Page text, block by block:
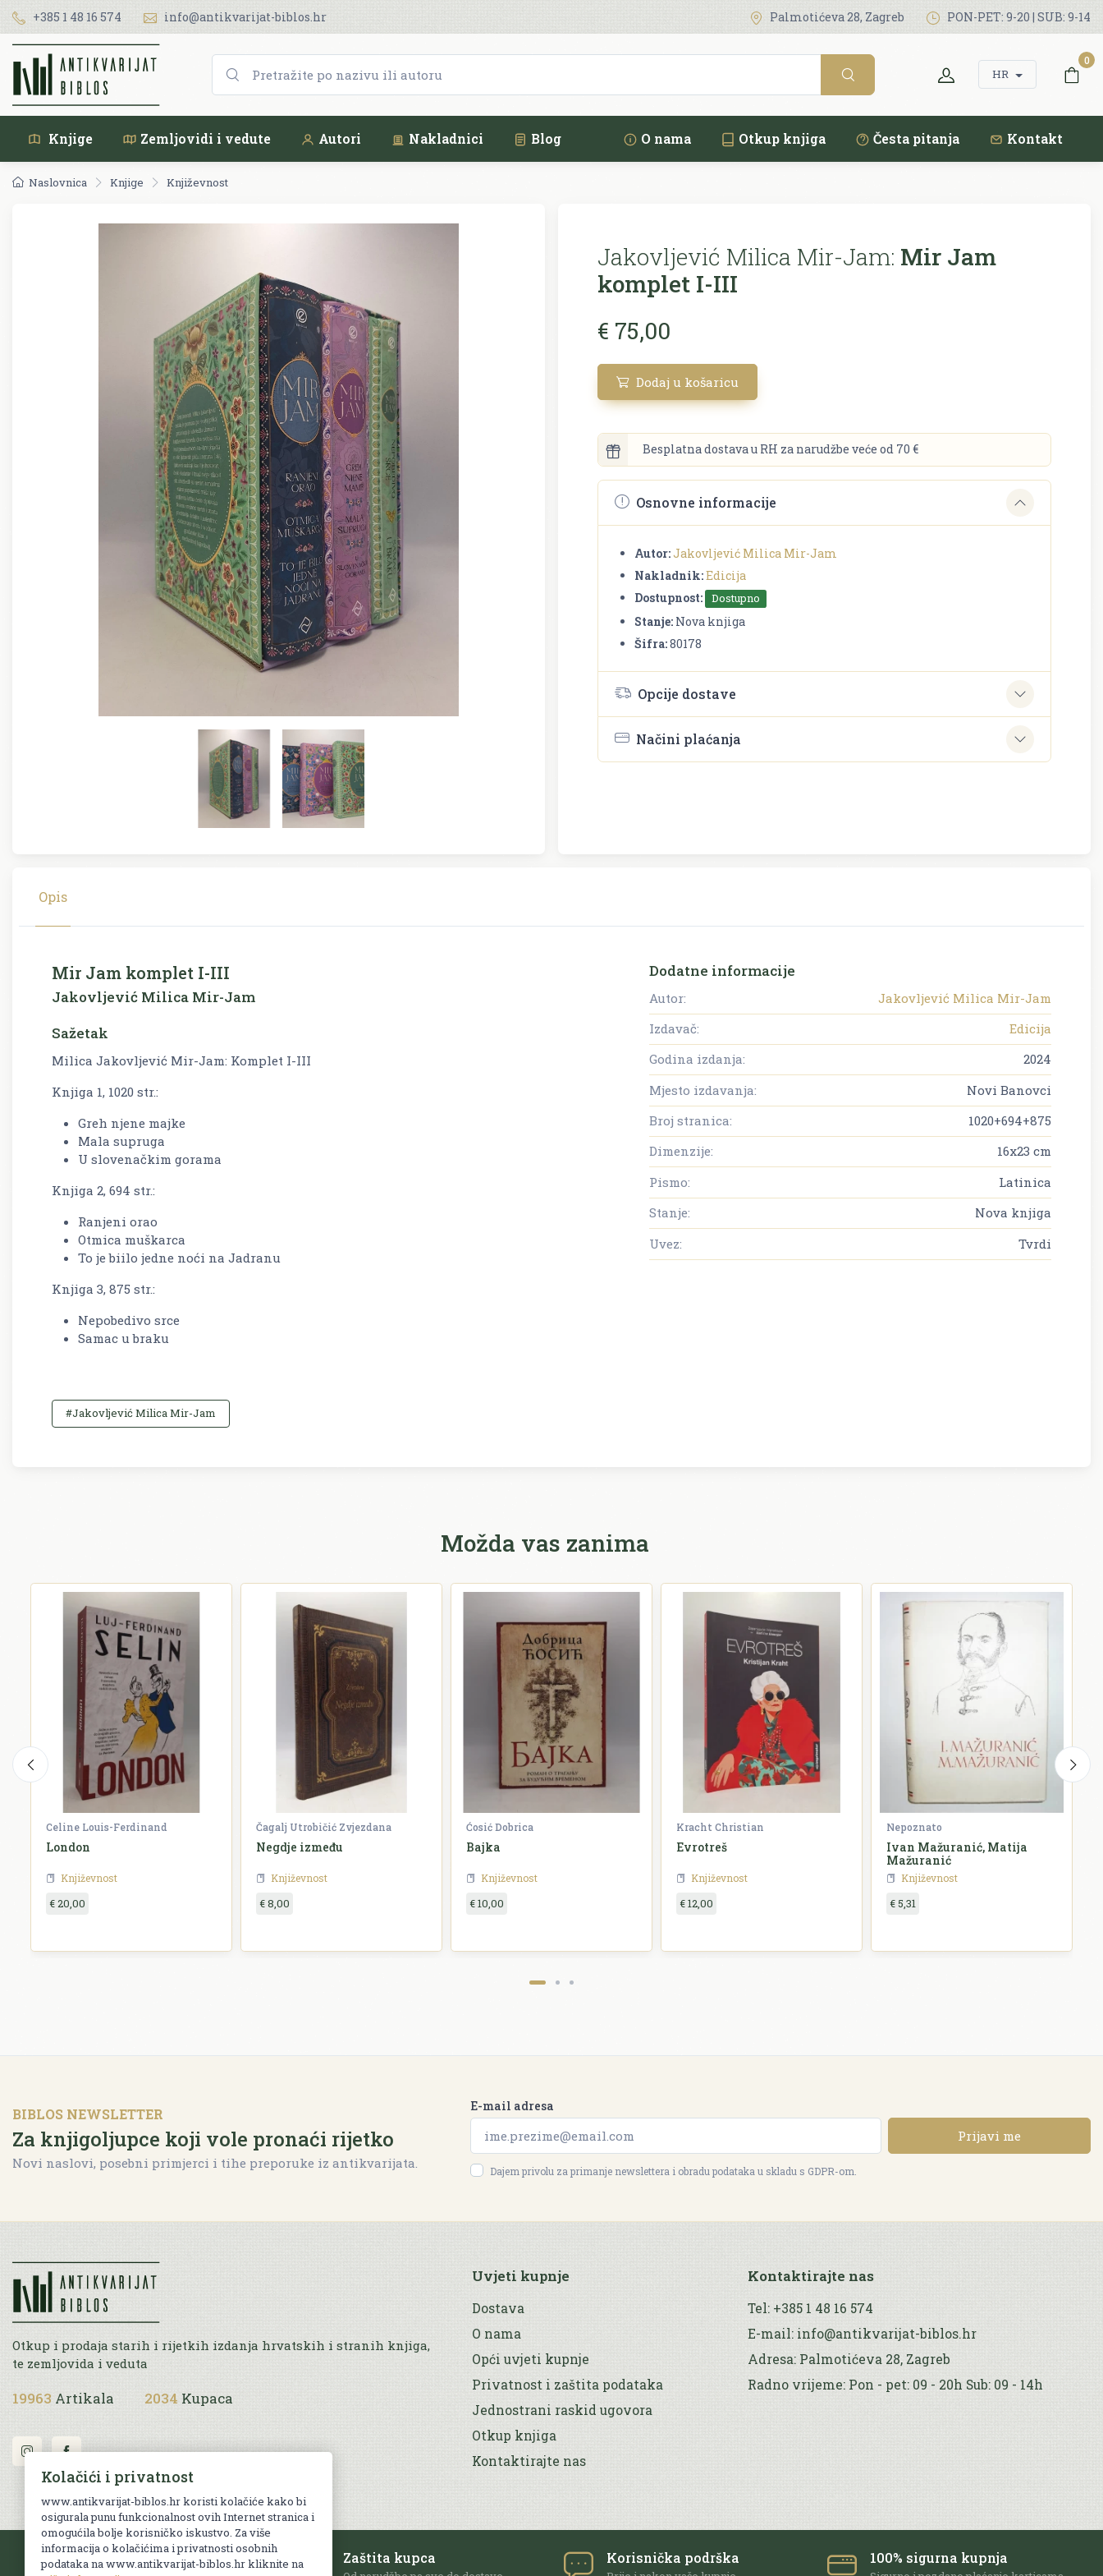
+385 1 48 16 574 info@antikvarijat-biblos.hr Palmotićeva 28, Zagreb PON-PET: 9-20 | SUB: 9-14
HR
0
Knjige Zemljovidi i vedute Autori Nakladnici Blog O nama Otkup knjiga Česta pitanja Kontakt
Naslovnica Knjige Književnost
Jakovljević Milica Mir-Jam: Mir Jam
komplet I-III
€ 75,00
Dodaj u košaricu
Besplatna dostava u RH za narudžbe veće od 70 €
Osnovne informacije
Autor:Jakovljević Milica Mir-Jam
Nakladnik:Edicija
Dostupnost:
Dostupno
Stanje: Nova knjiga
Šifra:80178
Opcije dostave
Načini plaćanja
Opis
Mir Jam komplet I-III
Jakovljević Milica Mir-Jam
Sažetak
Milica Jakovljević Mir-Jam: Komplet I-III
Knjiga 1, 1020 str.:
Greh njene majke
Mala supruga
U slovenačkim gorama
Knjiga 2, 694 str.:
Ranjeni orao
Otmica muškarca
To je biilo jedne noći na Jadranu
Knjiga 3, 875 str.:
Nepobedivo srce
Samac u braku
#Jakovljević Milica Mir-Jam
Dodatne informacije
Autor:
Jakovljević Milica Mir-Jam
Izdavač:
Edicija
Godina izdanja:
2024
Mjesto izdavanja:
Novi Banovci
Broj stranica:
1020+694+875
Dimenzije:
16x23 cm
Pismo:
Latinica
Stanje:
Nova knjiga
Uvez:
Tvrdi
Možda vas zanima
Celine Louis-Ferdinand
London
Književnost
€ 20,00
Čagalj Utrobičić Zvjezdana
Negdje između
Književnost
€ 8,00
Ćosić Dobrica
Bajka
Književnost
€ 10,00
Kracht Christian
Evrotreš
Književnost
€ 12,00
Nepoznato
Ivan Mažuranić, Matija
Mažuranić
Književnost
€ 5,31
BIBLOS NEWSLETTER
Za knjigoljupce koji vole pronaći rijetko
Novi naslovi, posebni primjerci i tihe preporuke iz antikvarijata.
E-mail adresa
Prijavi me
Dajem privolu za primanje newslettera i obradu podataka u skladu s GDPR-om.
Otkup i prodaja starih i rijetkih izdanja hrvatskih i stranih knjiga,
te zemljovida i veduta
19963 Artikala 2034 Kupaca
Uvjeti kupnje
Dostava
O nama
Opći uvjeti kupnje
Privatnost i zaštita podataka
Jednostrani raskid ugovora
Otkup knjiga
Kontaktirajte nas
Kontaktirajte nas
Tel: +385 1 48 16 574
E-mail: info@antikvarijat-biblos.hr
Adresa: Palmotićeva 28, Zagreb
Radno vrijeme: Pon - pet: 09 - 20h Sub: 09 - 14h
Besplatna dostava Zaštita kupca Korisnička podrška 100% sigurna kupnja
Kolačići i privatnost
www.antikvarijat-biblos.hr koristi kolačiće kako bi
osigurala punu funkcionalnost ovih Internet stranica i
omogućila bolje korisničko iskustvo. Za više
informacija o kolačićima i privatnosti osobnih
podataka na www.antikvarijat-biblos.hr kliknite na